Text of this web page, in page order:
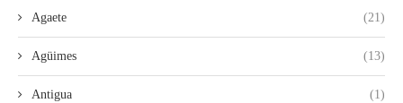
Agaete (21)
Agüimes (13)
Antigua (1)